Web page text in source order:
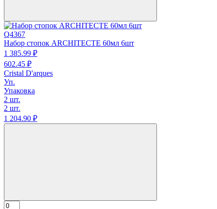
Q4367
Набор стопок ARCHITECTE 60мл 6шт
1 385.99 ₽
602.45 ₽
Cristal D'arques
Уп.
Упаковка
2 шт.
2 шт.
1 204.90 ₽